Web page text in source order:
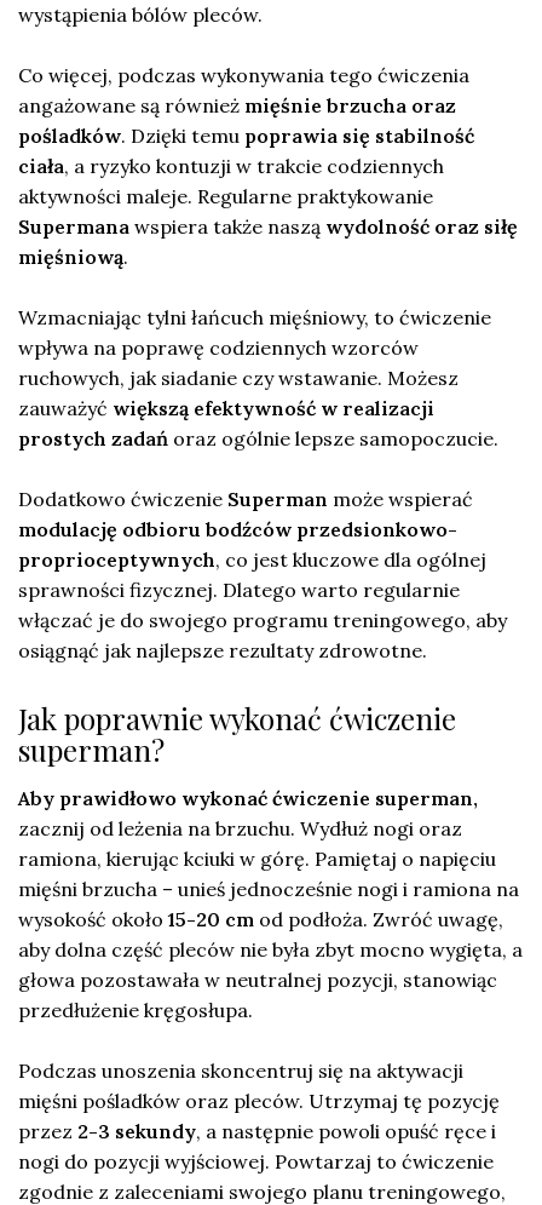
wystąpienia bólów pleców.
Co więcej, podczas wykonywania tego ćwiczenia
angażowane są również mięśnie brzucha oraz
pośladków. Dzięki temu poprawia się stabilność
ciała, a ryzyko kontuzji w trakcie codziennych
aktywności maleje. Regularne praktykowanie
Supermana wspiera także naszą wydolność oraz siłę
mięśniową.
Wzmacniając tylni łańcuch mięśniowy, to ćwiczenie
wpływa na poprawę codziennych wzorców
ruchowych, jak siadanie czy wstawanie. Możesz
zauważyć większą efektywność w realizacji
prostych zadań oraz ogólnie lepsze samopoczucie.
Dodatkowo ćwiczenie Superman może wspierać
modulację odbioru bodźców przedsionkowo-
proprioceptywnych, co jest kluczowe dla ogólnej
sprawności fizycznej. Dlatego warto regularnie
włączać je do swojego programu treningowego, aby
osiągnąć jak najlepsze rezultaty zdrowotne.
Jak poprawnie wykonać ćwiczenie
superman?
Aby prawidłowo wykonać ćwiczenie superman,
zacznij od leżenia na brzuchu. Wydłuż nogi oraz
ramiona, kierując kciuki w górę. Pamiętaj o napięciu
mięśni brzucha – unieś jednocześnie nogi i ramiona na
wysokość około15-20 cm od podłoża. Zwróć uwagę,
aby dolna część pleców nie była zbyt mocno wygięta, a
głowa pozostawała w neutralnej pozycji, stanowiąc
przedłużenie kręgosłupa.
Podczas unoszenia skoncentruj się na aktywacji
mięśni pośladków oraz pleców. Utrzymaj tę pozycję
przez 2-3 sekundy, a następnie powoli opuść ręce i
nogi do pozycji wyjściowej. Powtarzaj to ćwiczenie
zgodnie z zaleceniami swojego planu treningowego,